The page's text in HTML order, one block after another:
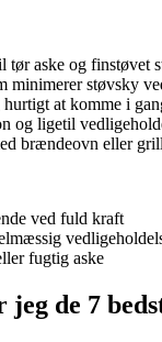
tør aske og finstøvet
minimerer støvsky
at komme i
og ligetil
brændeovn eller grill
ved fuld kraft
fugtig aske
de 7